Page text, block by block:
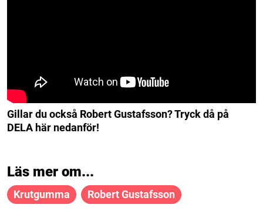
Gillar du också Robert Gustafsson? Tryck då på
DELA här nedanför!
Läs mer om...
Krutgumma Robert Gustafsson